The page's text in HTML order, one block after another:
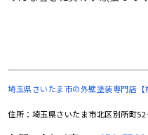
埼玉県さいたま市の外壁塗装専門店【
住所：埼玉県さいたま市北区別所町